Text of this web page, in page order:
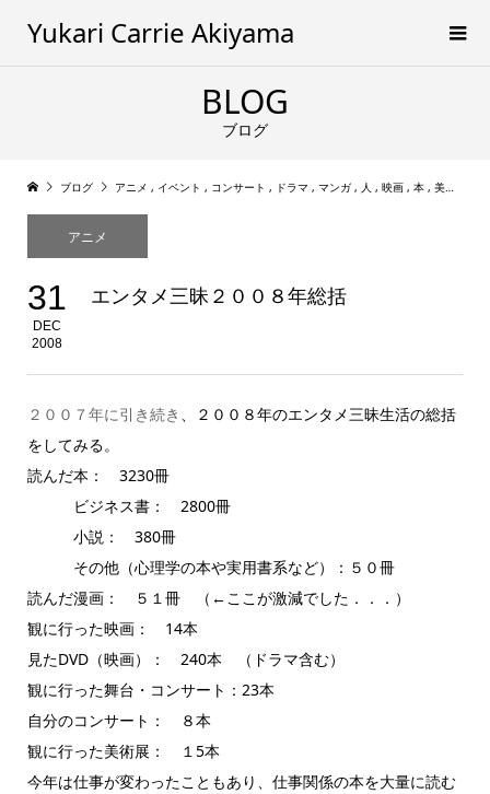
Yukari Carrie Akiyama
BLOG
ブログ
ブログ アニメ , イベント , コンサート , ドラマ , マンガ , 人 , 映画 , 本 , 美術
アニメ
31
DEC
2008
エンタメ三昧２００８年総括
２００７年に引き続き 、２００８年のエンタメ三昧生活の総括
をしてみる。
読んだ本： 3230冊
ビジネス書： 2800冊
小説： 380冊
その他（心理学の本や実用書系など）：５０冊
読んだ漫画： ５１冊 （←ここが激減でした．．．）
観に行った映画： 14本
見たDVD（映画）： 240本 （ドラマ含む）
観に行った舞台・コンサート：23本
自分のコンサート： ８本
観に行った美術展： １5本
今年は仕事が変わったこともあり、仕事関係の本を大量に読む